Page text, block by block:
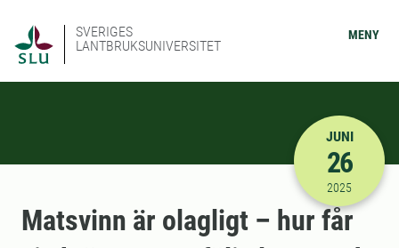
SVERIGES
LANTBRUKSUNIVERSITET
MENY
2025-06-
JUNI
26
2025
Matsvinn är olagligt – hur får